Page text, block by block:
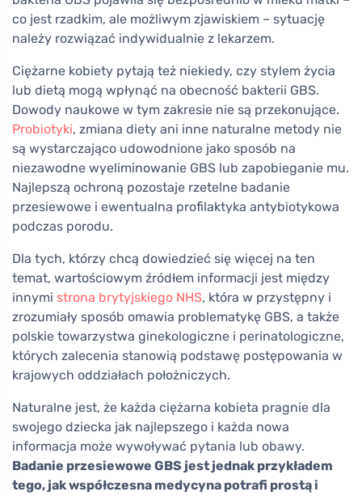
co jest rzadkim, ale możliwym zjawiskiem – sytuację
należy rozwiązać indywidualnie z lekarzem.
Ciężarne kobiety pytają też niekiedy, czy stylem życia
lub dietą mogą wpłynąć na obecność bakterii GBS.
Dowody naukowe w tym zakresie nie są przekonujące.
Probiotyki, zmiana diety ani inne naturalne metody nie
są wystarczająco udowodnione jako sposób na
niezawodne wyeliminowanie GBS lub zapobieganie mu.
Najlepszą ochroną pozostaje rzetelne badanie
przesiewowe i ewentualna profilaktyka antybiotykowa
podczas porodu.
Dla tych, którzy chcą dowiedzieć się więcej na ten
temat, wartościowym źródłem informacji jest między
innymi strona brytyjskiego NHS, która w przystępny i
zrozumiały sposób omawia problematykę GBS, a także
polskie towarzystwa ginekologiczne i perinatologiczne,
których zalecenia stanowią podstawę postępowania w
krajowych oddziałach położniczych.
Naturalne jest, że każda ciężarna kobieta pragnie dla
swojego dziecka jak najlepszego i każda nowa
informacja może wywoływać pytania lub obawy.
Badanie przesiewowe GBS jest jednak przykładem
tego, jak współczesna medycyna potrafi prostą i